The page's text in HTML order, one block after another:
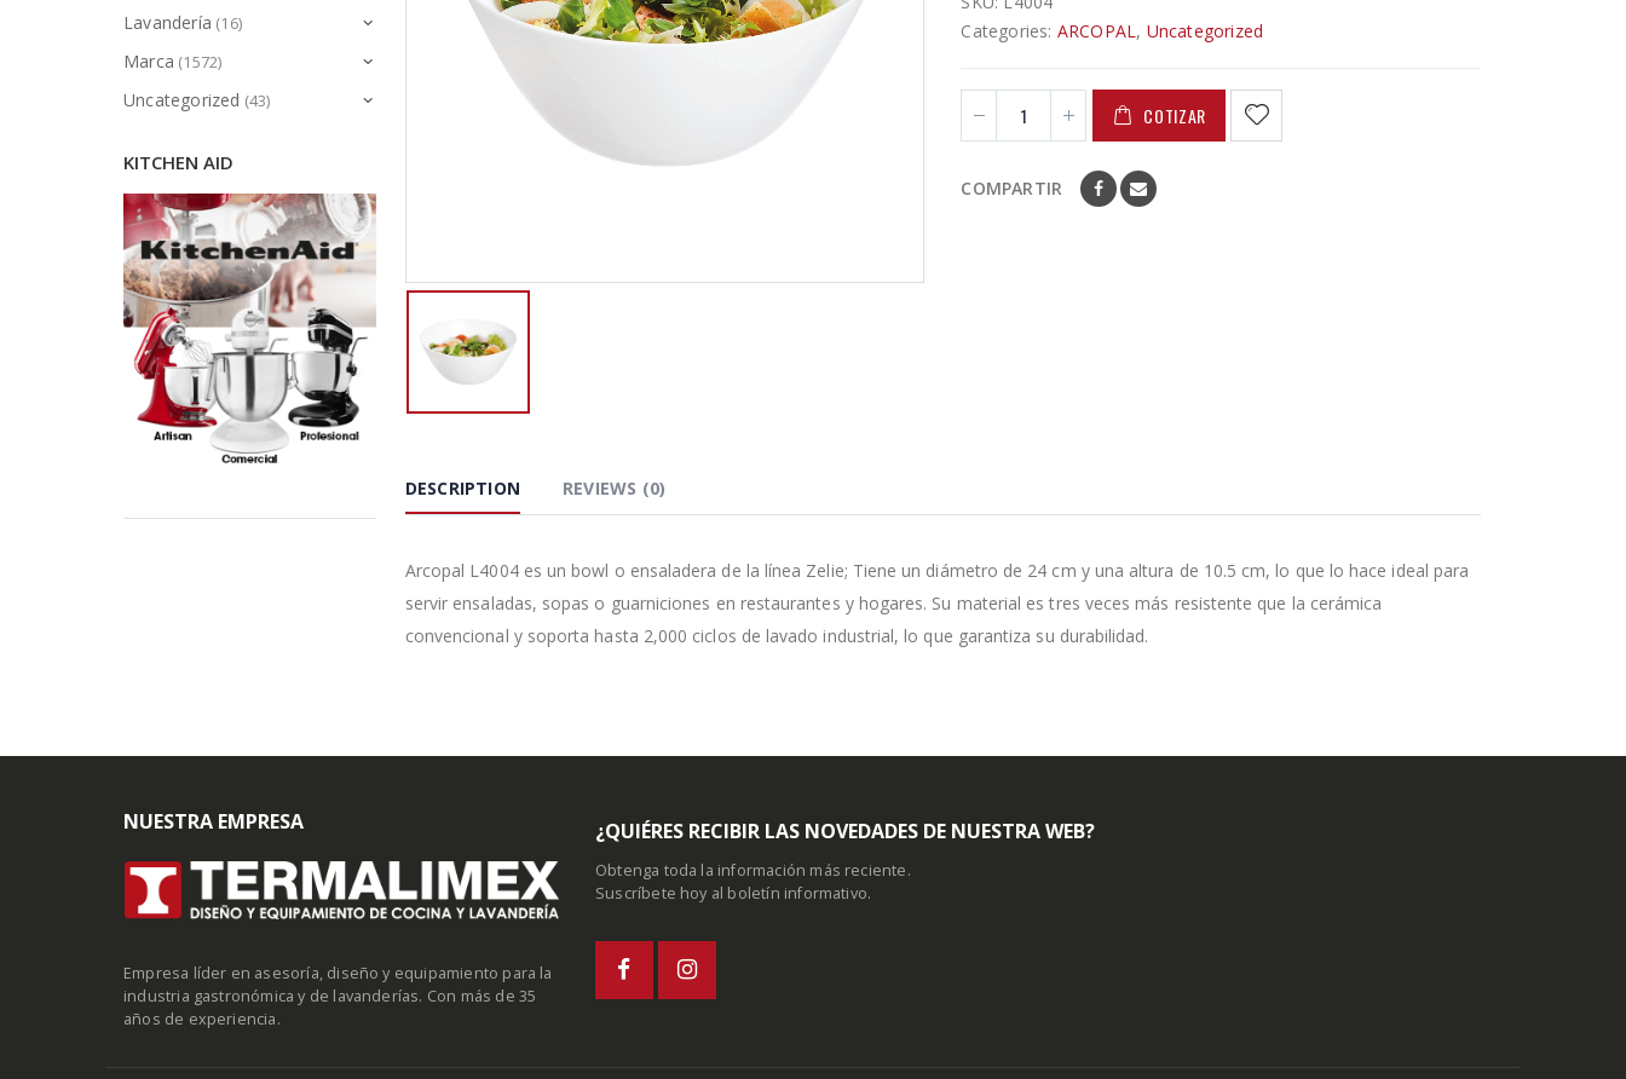
Categories: ARCOPAL, Uncategorized
COTIZAR
COMPARTIR
DESCRIPTION REVIEWS (0)
Arcopal L4004 es un bowl o ensaladera de la línea Zelie; Tiene un diámetro de 24 cm y una altura de 10.5 cm, lo que lo hace ideal para
servir ensaladas, sopas o guarniciones en restaurantes y hogares. Su material es tres veces más resistente que la cerámica
convencional y soporta hasta 2,000 ciclos de lavado industrial, lo que garantiza su durabilidad.
Lavandería (16)
Marca (1572)
Uncategorized (43)
KITCHEN AID
NUESTRA EMPRESA
Empresa líder en asesoría, diseño y equipamiento para la
industria gastronómica y de lavanderías. Con más de 35
años de experiencia.
¿QUIÉRES RECIBIR LAS NOVEDADES DE NUESTRA WEB?
Obtenga toda la información más reciente.
Suscríbete hoy al boletín informativo.